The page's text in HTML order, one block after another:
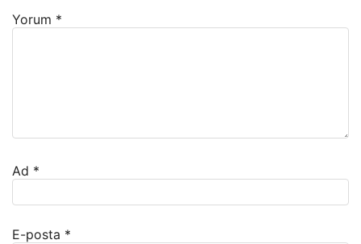
Yorum *
Ad *
E-posta *